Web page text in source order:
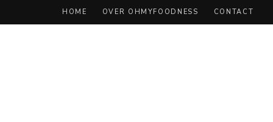
HOME OVER OHMYFOODNESS CONTACT